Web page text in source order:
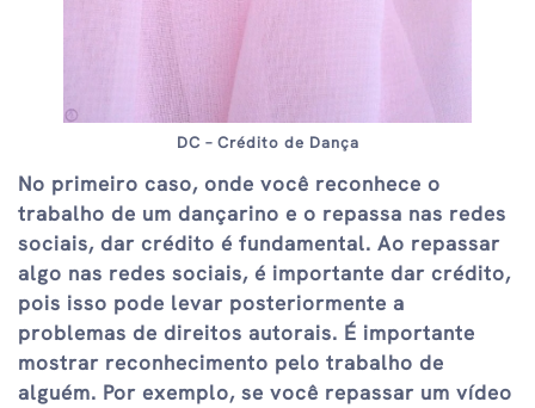
DC – Crédito de Dança
No primeiro caso, onde você reconhece o
trabalho de um dançarino e o repassa nas redes
sociais, dar crédito é fundamental. Ao repassar
algo nas redes sociais, é importante dar crédito,
pois isso pode levar posteriormente a
problemas de direitos autorais. É importante
mostrar reconhecimento pelo trabalho de
alguém. Por exemplo, se você repassar um vídeo